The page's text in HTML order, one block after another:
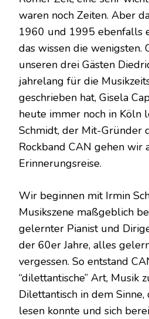
waren noch Zeiten. Aber
1960 und 1995 ebenfalls
das wissen die wenigsten.
unseren drei Gästen
jahrelang für die
geschrieben hat, Gisela
heute immer noch in Köln
Schmidt, der Mit-Gründer
Rockband CAN gehen wir
Erinnerungsreise.
Wir beginnen mit Irmin
Musikszene maßgeblich
gelernter Pianist und
der 60er Jahre, alles
vergessen. So entstand
“dilettantische” Art, Musik
Dilettantisch in dem
lesen konnte und sich